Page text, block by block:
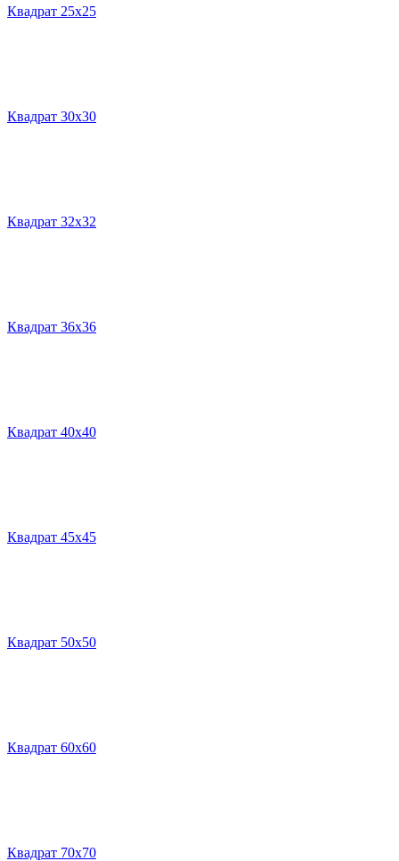
Квадрат 25х25
Квадрат 30х30
Квадрат 32х32
Квадрат 36х36
Квадрат 40х40
Квадрат 45х45
Квадрат 50х50
Квадрат 60х60
Квадрат 70х70